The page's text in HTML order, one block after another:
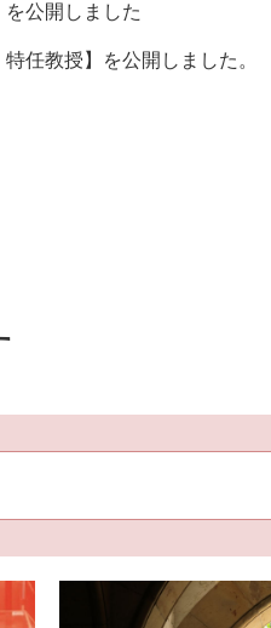
を公開しました
教授】を公開しました。